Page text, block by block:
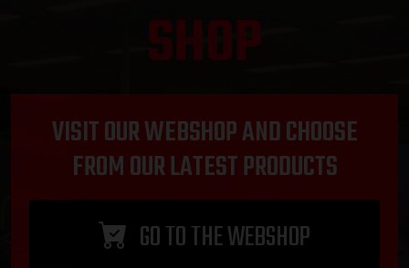
SHOP
VISIT OUR WEBSHOP AND CHOOSE
FROM OUR LATEST PRODUCTS
GO TO THE WEBSHOP